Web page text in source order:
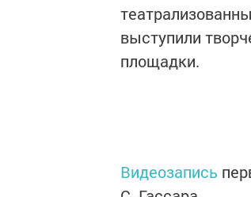
выступили
площадки.
Видеозапись